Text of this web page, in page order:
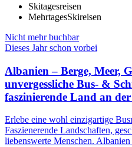
Skitagesreisen
MehrtagesSkireisen
Nicht mehr buchbar
Dieses Jahr schon vorbei
Albanien – Berge, Meer,
unvergessliche Bus- &
faszinierende Land an
Erlebe eine wohl einzigartige
Faszienerende Landschaften,
liebenswerte Menschen.